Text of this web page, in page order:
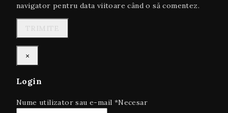
navigator pentru data viitoare când o să comentez.
×
Login
Nume utilizator sau e-mail *Necesar